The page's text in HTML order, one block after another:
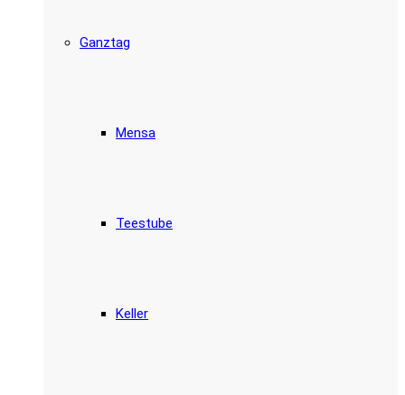
Ganztag
Mensa
Teestube
Keller